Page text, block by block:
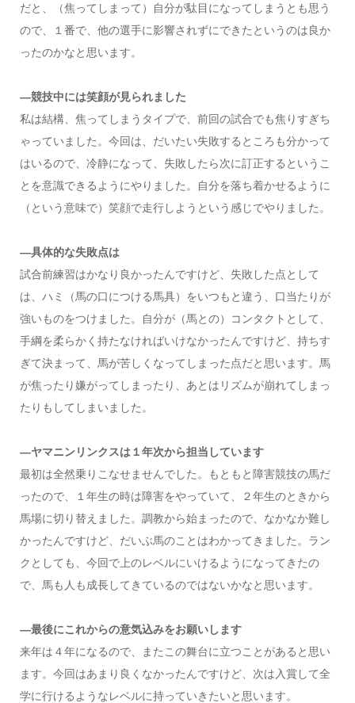
だと、（焦ってしまって）自分が駄目になってしまうとも思う
ので、１番で、他の選手に影響されずにできたというのは良か
ったのかなと思います。
—競技中には笑顔が見られました
私は結構、焦ってしまうタイプで、前回の試合でも焦りすぎち
ゃっていました。今回は、だいたい失敗するところも分かって
はいるので、冷静になって、失敗したら次に訂正するというこ
とを意識できるようにやりました。自分を落ち着かせるように
（という意味で）笑顔で走行しようという感じでやりました。
—具体的な失敗点は
試合前練習はかなり良かったんですけど、失敗した点として
は、ハミ（馬の口につける馬具）をいつもと違う、口当たりが
強いものをつけました。自分が（馬との）コンタクトとして、
手綱を柔らかく持たなければいけなかったんですけど、持ちす
ぎて決まって、馬が苦しくなってしまった点だと思います。馬
が焦ったり嫌がってしまったり、あとはリズムが崩れてしまっ
たりもしてしまいました。
—ヤマニンリンクスは１年次から担当しています
最初は全然乗りこなせませんでした。もともと障害競技の馬だ
ったので、１年生の時は障害をやっていて、２年生のときから
馬場に切り替えました。調教から始まったので、なかなか難し
かったんですけど、だいぶ馬のことはわかってきました。ラン
クとしても、今回で上のレベルにいけるようになってきたの
で、馬も人も成長してきているのではないかなと思います。
—最後にこれからの意気込みをお願いします
来年は４年になるので、またこの舞台に立つことがあると思い
ます。今回はあまり良くなかったんですけど、次は入賞して全
学に行けるようなレベルに持っていきたいと思います。